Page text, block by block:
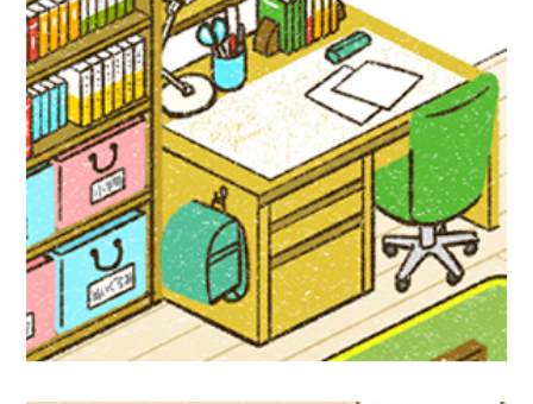
児童書イラスト『アクティブ！家庭科』偕
成社